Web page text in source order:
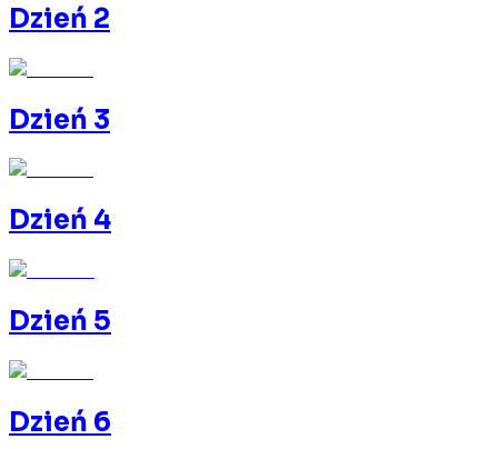
Dzień 2
Dzień 3
Dzień 4
Dzień 5
Dzień 6